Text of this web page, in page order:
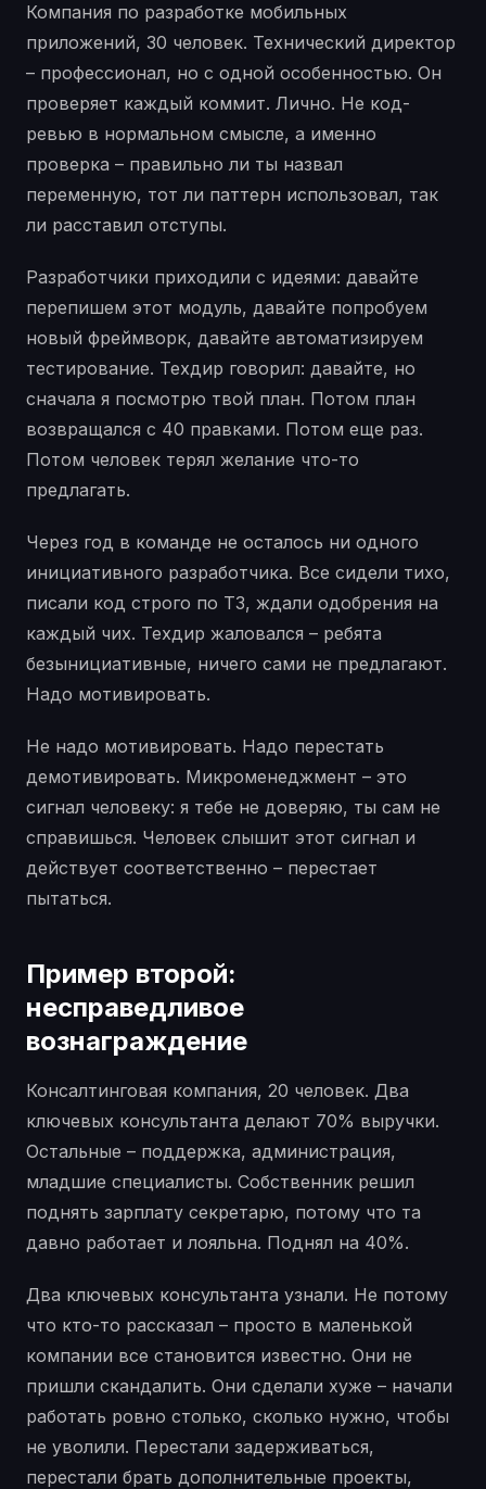
Компания по разработке мобильных
приложений, 30 человек. Технический директор
– профессионал, но с одной особенностью. Он
проверяет каждый коммит. Лично. Не код-
ревью в нормальном смысле, а именно
проверка – правильно ли ты назвал
переменную, тот ли паттерн использовал, так
ли расставил отступы.
Разработчики приходили с идеями: давайте
перепишем этот модуль, давайте попробуем
новый фреймворк, давайте автоматизируем
тестирование. Техдир говорил: давайте, но
сначала я посмотрю твой план. Потом план
возвращался с 40 правками. Потом еще раз.
Потом человек терял желание что-то
предлагать.
Через год в команде не осталось ни одного
инициативного разработчика. Все сидели тихо,
писали код строго по ТЗ, ждали одобрения на
каждый чих. Техдир жаловался – ребята
безынициативные, ничего сами не предлагают.
Надо мотивировать.
Не надо мотивировать. Надо перестать
демотивировать. Микроменеджмент – это
сигнал человеку: я тебе не доверяю, ты сам не
справишься. Человек слышит этот сигнал и
действует соответственно – перестает
пытаться.
Пример второй:
несправедливое
вознаграждение
Консалтинговая компания, 20 человек. Два
ключевых консультанта делают 70% выручки.
Остальные – поддержка, администрация,
младшие специалисты. Собственник решил
поднять зарплату секретарю, потому что та
давно работает и лояльна. Поднял на 40%.
Два ключевых консультанта узнали. Не потому
что кто-то рассказал – просто в маленькой
компании все становится известно. Они не
пришли скандалить. Они сделали хуже – начали
работать ровно столько, сколько нужно, чтобы
не уволили. Перестали задерживаться,
перестали брать дополнительные проекты,